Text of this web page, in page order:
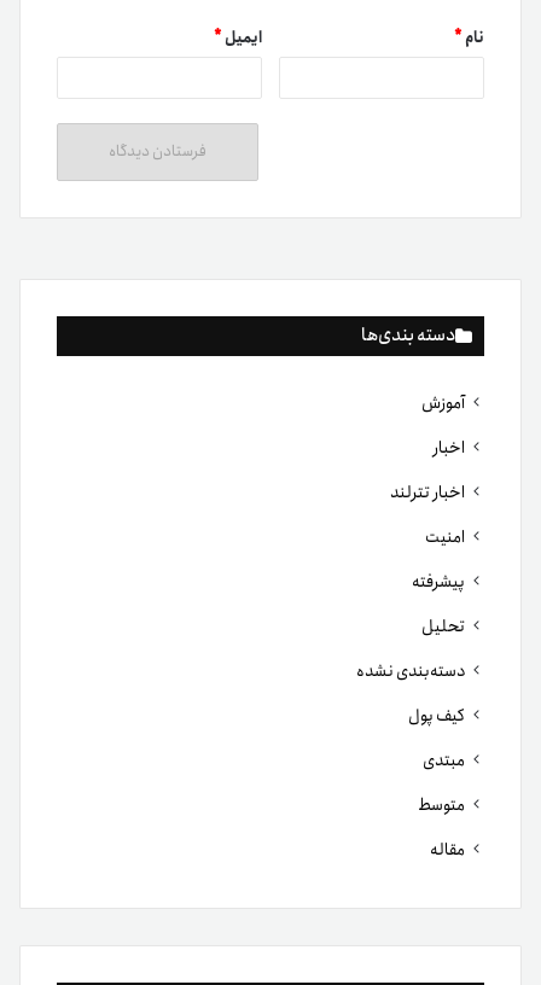
دسته بندی‌ها
آموزش
اخبار
اخبار تترلند
امنیت
پیشرفته
تحلیل
دسته‌بندی نشده
کیف پول
مبتدی
متوسط
مقاله
نام* ایمیل*